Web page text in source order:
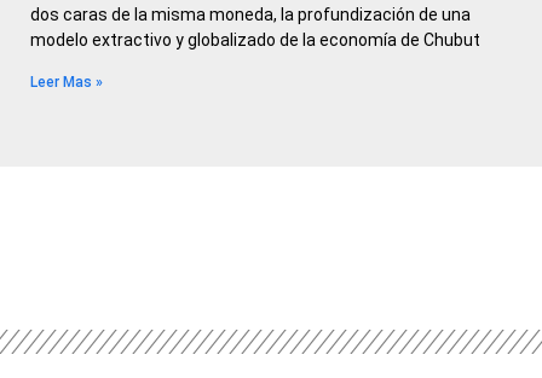
dos caras de la misma moneda, la profundización de una
modelo extractivo y globalizado de la economía de Chubut
Leer Mas »